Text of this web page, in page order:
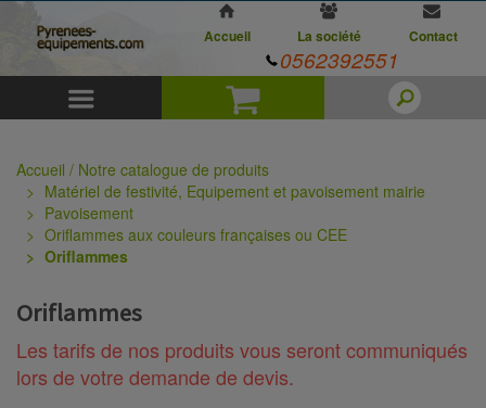
Panier
Accueil La société Contact
0562392551
Accueil / Notre catalogue de produits
Matériel de festivité, Equipement et pavoisement mairie
Pavoisement
Oriflammes aux couleurs françaises ou CEE
Oriflammes
Oriflammes
Les tarifs de nos produits vous seront communiqués
lors de votre demande de devis.